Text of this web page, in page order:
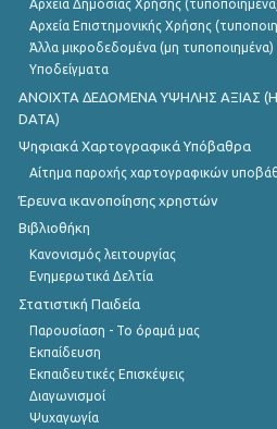
Αρχεία Δημόσιας Χρήσης
Αρχεία Επιστημονικής Χρήσης
Άλλα μικροδεδομένα (μη τυποποιημένα)
Υποδείγματα
ANOIXTA ΔΕΔΟΜΕΝΑ ΥΨΗΛΗΣ ΑΞΙΑΣ
DATA)
Ψηφιακά Χαρτογραφικά Υπόβαθρα
Αίτημα παροχής χαρτογραφικών
Έρευνα ικανοποίησης χρηστών
Βιβλιοθήκη
Κανονισμός λειτουργίας
Ενημερωτικά Δελτία
Στατιστική Παιδεία
Παρουσίαση - Το όραμά μας
Εκπαίδευση
Εκπαιδευτικές Επισκέψεις
Διαγωνισμοί
Ψυχαγωγία